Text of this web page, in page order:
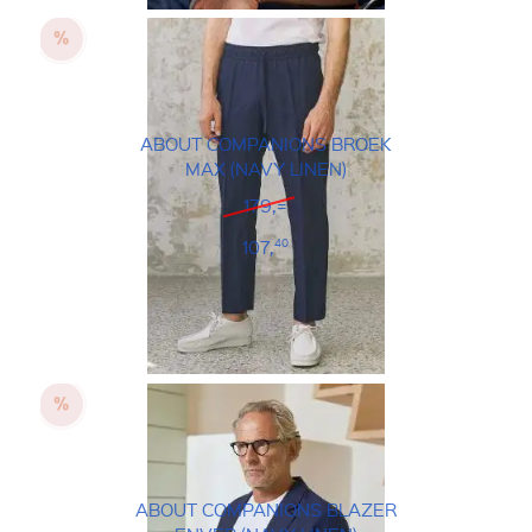
ABOUT COMPANIONS BROEK
MAX (NAVY LINEN)
179,=
107,40
ABOUT COMPANIONS BLAZER